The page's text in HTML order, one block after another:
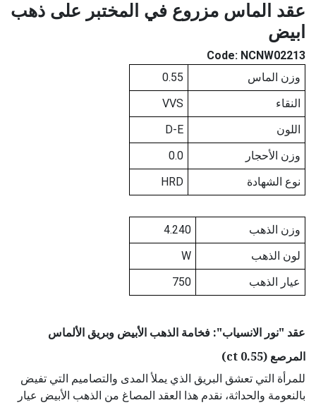
عقد الماس مزروع في المختبر على ذهب
ابيض
Code: NCNW02213
وزن الماس
0.55
النقاء
VVS
اللون
D-E
وزن الأحجار
0.0
نوع الشهادة
HRD
وزن الذهب
4.240
لون الذهب
W
عيار الذهب
750
عقد "نور الانسياب": فخامة الذهب الأبيض وبريق الألماس
المرصع (0.55 ct)
للمرأة التي تعشق البريق الذي يملأ المدى والتصاميم التي تفيض
بالنعومة والحداثة، نقدم هذا العقد المصاغ من الذهب الأبيض عيار